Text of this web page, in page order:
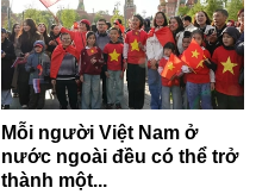
Mỗi người Việt Nam ở
nước ngoài đều có thể trở
thành một...